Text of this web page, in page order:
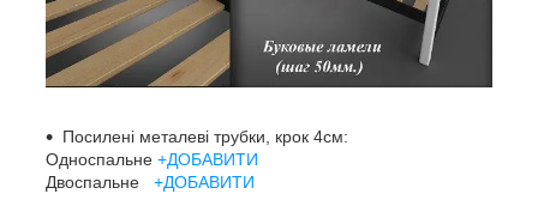
Посилені металеві трубки, крок 4см:
Односпальне +ДОБАВИТИ
Двоспальне +ДОБАВИТИ